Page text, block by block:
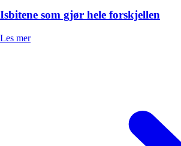
Isbitene som gjør hele forskjellen
Les mer